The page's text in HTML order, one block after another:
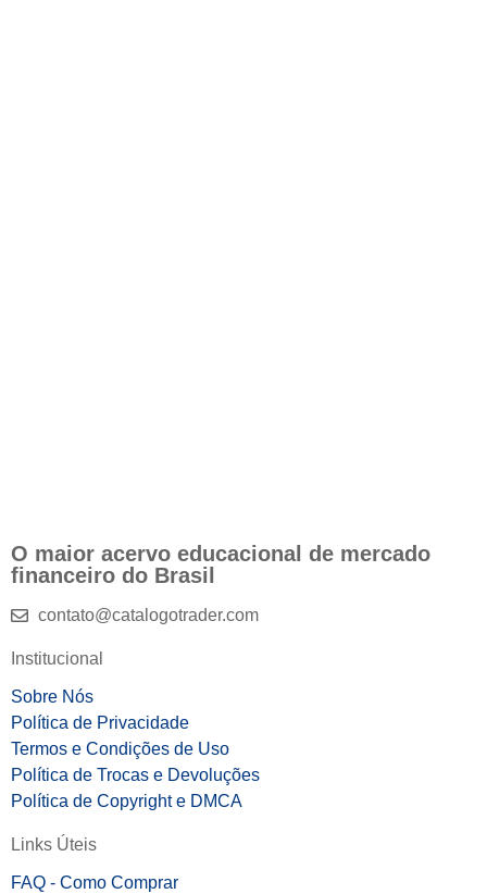
O maior acervo educacional de mercado
financeiro do Brasil
contato@catalogotrader.com
Institucional
Sobre Nós
Política de Privacidade
Termos e Condições de Uso
Política de Trocas e Devoluções
Política de Copyright e DMCA
Links Úteis
FAQ - Como Comprar